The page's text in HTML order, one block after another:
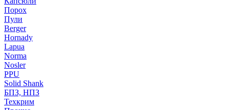
Порох
Пули
Berger
Hornady
Lapua
Norma
Nosler
PPU
Solid Shank
БПЗ, НПЗ
Техкрим